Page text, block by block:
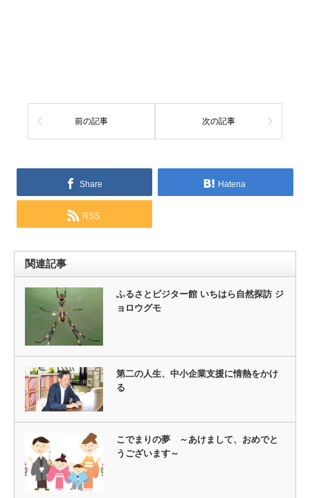
前の記事 次の記事
Share Hatena
RSS
関連記事
ふるさとビジター館 いちはら自然探訪 ジ
ョロウグモ
第二の人生、中小企業支援に情熱をかけ
る
こでまりの夢 ～あけまして、おめでと
うございます～